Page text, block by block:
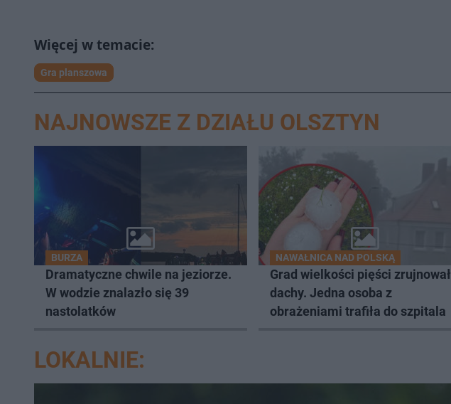
Gra planszowa
NAJNOWSZE Z DZIAŁU OLSZTYN
BURZA
Dramatyczne chwile na jeziorze.
W wodzie znalazło się 39
nastolatków
NAWAŁNICA NAD POLSKĄ
Grad wielkości pięści zrujnował
dachy. Jedna osoba z
obrażeniami trafiła do szpitala
LOKALNIE: